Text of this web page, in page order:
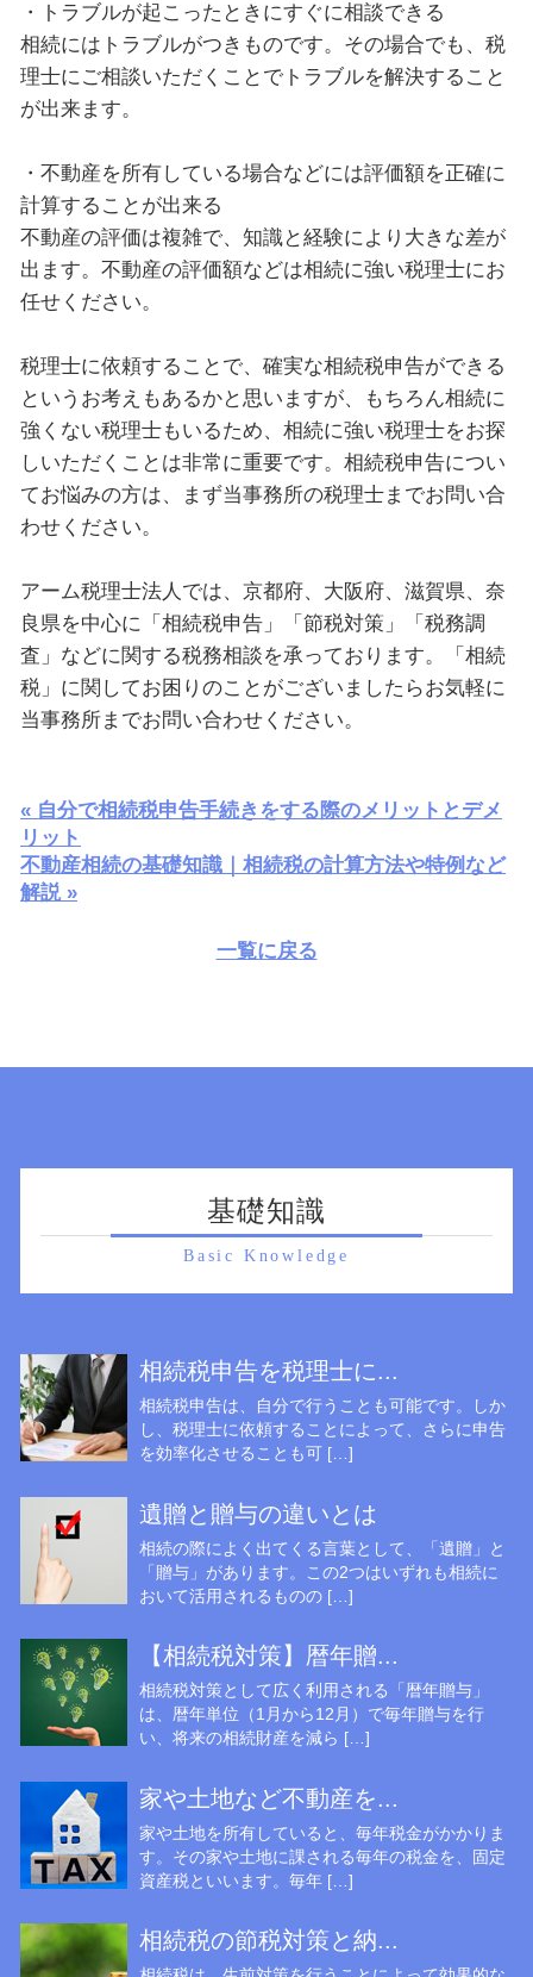
・トラブルが起こったときにすぐに相談できる
相続にはトラブルがつきものです。その場合でも、税
理士にご相談いただくことでトラブルを解決すること
が出来ます。
・不動産を所有している場合などには評価額を正確に
計算することが出来る
不動産の評価は複雑で、知識と経験により大きな差が
出ます。不動産の評価額などは相続に強い税理士にお
任せください。
税理士に依頼することで、確実な相続税申告ができる
というお考えもあるかと思いますが、もちろん相続に
強くない税理士もいるため、相続に強い税理士をお探
しいただくことは非常に重要です。相続税申告につい
てお悩みの方は、まず当事務所の税理士までお問い合
わせください。
アーム税理士法人では、京都府、大阪府、滋賀県、奈
良県を中心に「相続税申告」「節税対策」「税務調
査」などに関する税務相談を承っております。「相続
税」に関してお困りのことがございましたらお気軽に
当事務所までお問い合わせください。
« 自分で相続税申告手続きをする際のメリットとデメ
リット
不動産相続の基礎知識｜相続税の計算方法や特例など
解説 »
一覧に戻る
基礎知識
Basic Knowledge
相続税申告を税理士に...
相続税申告は、自分で行うことも可能です。しか
し、税理士に依頼することによって、さらに申告
を効率化させることも可 […]
遺贈と贈与の違いとは
相続の際によく出てくる言葉として、「遺贈」と
「贈与」があります。この2つはいずれも相続に
おいて活用されるものの […]
【相続税対策】暦年贈...
相続税対策として広く利用される「暦年贈与」
は、暦年単位（1月から12月）で毎年贈与を行
い、将来の相続財産を減ら […]
家や土地など不動産を...
家や土地を所有していると、毎年税金がかかりま
す。その家や土地に課される毎年の税金を、固定
資産税といいます。毎年 […]
相続税の節税対策と納...